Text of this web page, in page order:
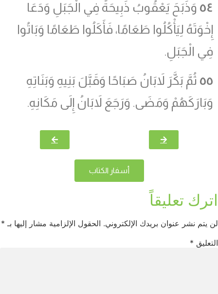
٥٤ وَذَبَحَ يَعْقُوبُ ذَبِيحَةً فِي الْجَبَلِ وَدَعَا
إِخْوَتَهُ لِيَأْكُلُوا طَعَامًا، فَأَكَلُوا طَعَامًا وَبَاتُوا
فِي الْجَبَلِ.
٥٥ ثُمَّ بَكَّرَ لاَبَانُ صَبَاحًا وَقَبَّلَ بَنِيهِ وَبَنَاتِهِ
وَبَارَكَهُمْ وَمَضَى. وَرَجَعَ لاَبَانُ إِلَى مَكَانِهِ.
أسفار الكتاب
اترك تعليقاً
لن يتم نشر عنوان بريدك الإلكتروني. الحقول الإلزامية مشار إليها بـ *
التعليق *